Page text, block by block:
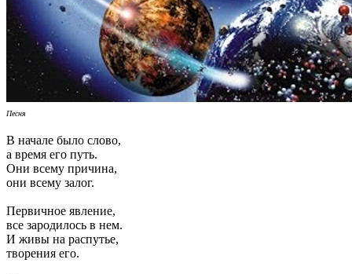
Песня
В начале было слово,
а время его путь.
Они всему причина,
они всему залог.
Первичное явление,
все зародилось в нем.
И живы на распутье,
творения его.